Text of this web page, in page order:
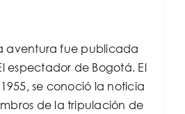
aventura fue publicada
espectador de Bogotá. El
se conoció la noticia
de la tripulación de